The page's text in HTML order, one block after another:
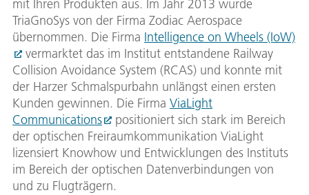
mit Ihren Produkten aus. Im Jahr 2013 wurde
TriaGnoSys von der Firma Zodiac Aerospace
übernommen. Die Firma Intelligence on Wheels (IoW)
vermarktet das im Institut entstandene Railway
Collision Avoidance System (RCAS) und konnte mit
der Harzer Schmalspurbahn unlängst einen ersten
Kunden gewinnen. Die Firma ViaLight
Communications
positioniert sich stark im Bereich
der optischen Freiraumkommunikation ViaLight
lizensiert Knowhow und Entwicklungen des Instituts
im Bereich der optischen Datenverbindungen von
und zu Flugträgern.